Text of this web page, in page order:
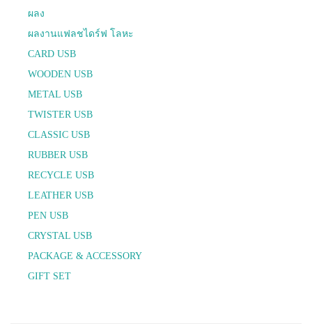
ผลง
ผลงานแฟลชไดร์ฟ โลหะ
CARD USB
WOODEN USB
METAL USB
TWISTER USB
CLASSIC USB
RUBBER USB
RECYCLE USB
LEATHER USB
PEN USB
CRYSTAL USB
PACKAGE & ACCESSORY
GIFT SET